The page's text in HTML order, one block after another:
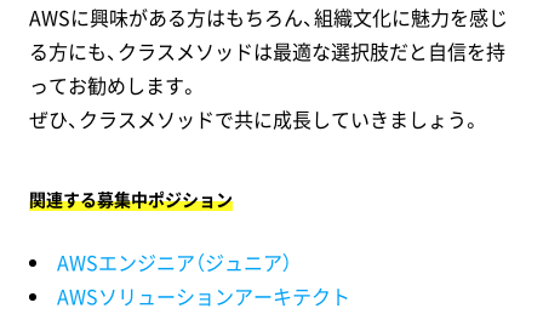
AWSに興味がある方はもちろん、組織文化に魅力を感じ
る方にも、クラスメソッドは最適な選択肢だと自信を持
ってお勧めします。
ぜひ、クラスメソッドで共に成長していきましょう。
関連する募集中ポジション
AWSエンジニア（ジュニア）
AWSソリューションアーキテクト